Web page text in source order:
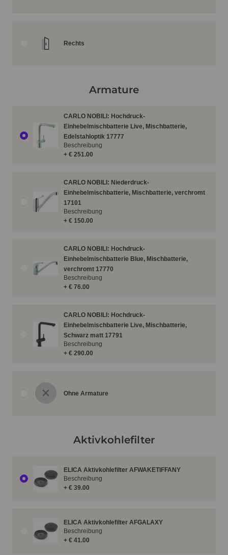
Rechts
Armature
CARLO NOBILI: Hochdruck-
Einhebelmischbatterie Live, Mischbatterie,
Edelstahloptik 17777
+ € 251.00
Beschreibung
CARLO NOBILI: Niederdruck-
Einhebelmischbatterie, Mischbatterie, verchromt
17101
+ € 150.00
Beschreibung
CARLO NOBILI: Hochdruck-
Einhebelmischbatterie Blue, Mischbatterie,
verchromt 17770
+ € 76.00
Beschreibung
CARLO NOBILI: Hochdruck-
Einhebelmischbatterie Live, Mischbatterie,
Schwarz matt 17791
+ € 290.00
Beschreibung
Ohne Armature
Aktivkohlefilter
ELICA Aktivkohlefilter AFWAKETIFFANY
+ € 39.00
Beschreibung
ELICA Aktivkohlefilter AFGALAXY
+ € 41.00
Beschreibung